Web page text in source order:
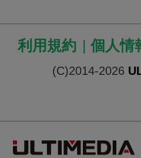
利用規約 | 個人情
(C)2014-2026